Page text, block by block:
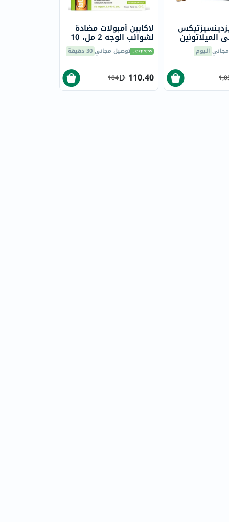
لاكابين أمبولات مضادة
لشوائب الوجه 2 مل، 10
أمبولاتتوصيل مجاني30 دقيقة
110.40
184
الميلاتونين
اليوم